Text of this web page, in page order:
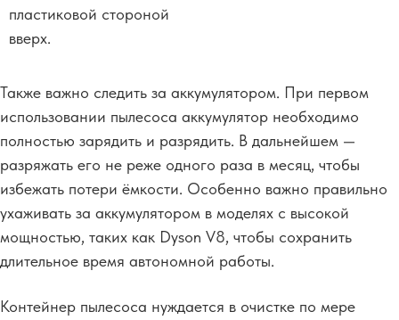
пластиковой стороной
вверх.
Также важно следить за аккумулятором. При первом
использовании пылесоса аккумулятор необходимо
полностью зарядить и разрядить. В дальнейшем —
разряжать его не реже одного раза в месяц, чтобы
избежать потери ёмкости. Особенно важно правильно
ухаживать за аккумулятором в моделях с высокой
мощностью, таких как Dyson V8, чтобы сохранить
длительное время автономной работы.
Контейнер пылесоса нуждается в очистке по мере